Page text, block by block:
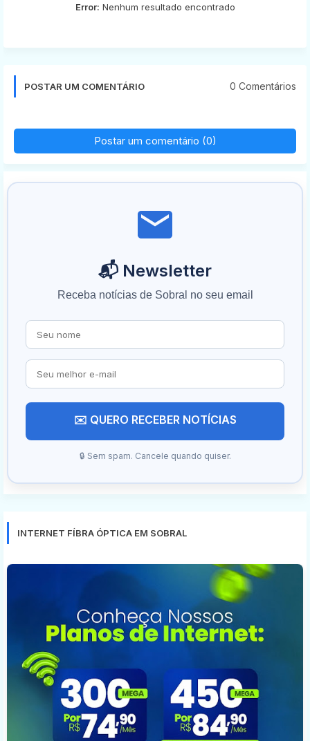
Error: Nenhum resultado encontrado
POSTAR UM COMENTÁRIO 0 Comentários
Postar um comentário (0)
📬 Newsletter
Receba notícias de Sobral no seu email
✉️ QUERO RECEBER NOTÍCIAS
🔒 Sem spam. Cancele quando quiser.
INTERNET FÍBRA ÓPTICA EM SOBRAL